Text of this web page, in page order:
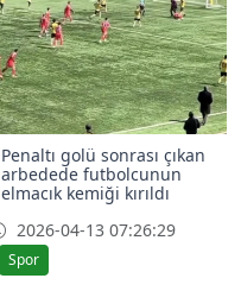
Penaltı golü sonrası çıkan
arbedede futbolcunun
elmacık kemiği kırıldı
2026-04-13 07:26:29
Spor